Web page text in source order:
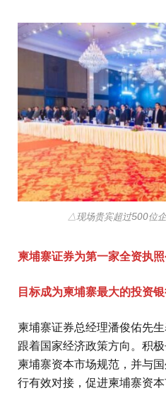
△现场贵宾超过500位
柬埔寨证券为第一家全资执照
目标成为柬埔寨最大的投资
柬埔寨证券总经理潘俊佑先
跟着国家经济政策方向。积
柬埔寨资本市场规范，并与
行有效对接，促进柬埔寨资本